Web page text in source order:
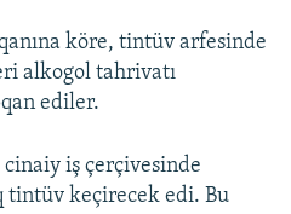
köre, tintüv arfesinde
alkogol tahrivatı
ediler.
iş çerçivesinde
tintüv keçirecek edi. Bu